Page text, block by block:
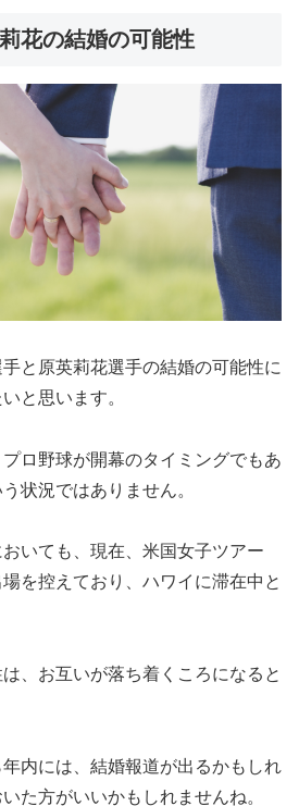
花の結婚の可能性
と原英莉花選手の結婚の可能性に
と思います。
ロ野球が開幕のタイミングでもあ
状況ではありません。
いても、現在、米国女子ツアー
場を控えており、ハワイに滞在中と
、お互いが落ち着くころになると
内には、結婚報道が出るかもしれ
た方がいいかもしれませんね。